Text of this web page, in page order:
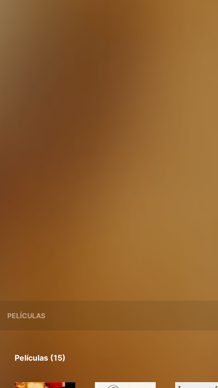
PELÍCULAS
Películas (15)